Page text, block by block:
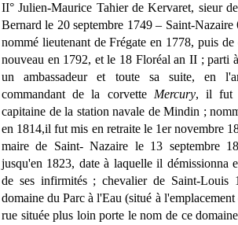
II° Julien-Maurice Tahier de Kervaret, sieur
Bernard le 20 septembre 1749 – Saint-
nommé lieutenant de Frégate en 1778, puis de
nouveau en 1792, et le 18 Floréal an II ; parti
un ambassadeur et toute sa suite, en
commandant de la corvette Mercury, il fut
capitaine de la station navale de Mindin ;
en 1814,il fut mis en retraite le 1er novembre
maire de Saint- Nazaire le 13 septembre
jusqu'en 1823, date à laquelle il démissionna
de ses infirmités ; chevalier de Saint-Louis
domaine du Parc à l'Eau (situé à
rue située plus loin porte le nom de ce